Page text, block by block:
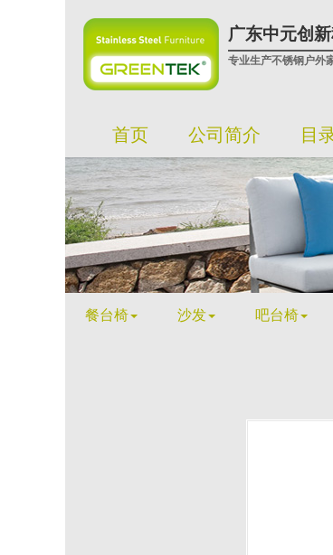
广东中元创
专业生产不锈钢户外
首页 公司简介 目
餐台椅 沙发 吧台椅